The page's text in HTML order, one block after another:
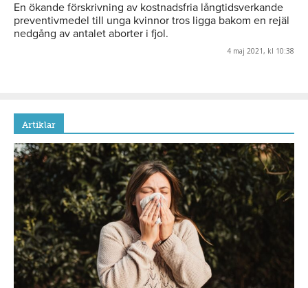
En ökande förskrivning av kostnadsfria långtidsverkande
preventivmedel till unga kvinnor tros ligga bakom en rejäl
nedgång av antalet aborter i fjol.
4 maj 2021, kl 10:38
Artiklar